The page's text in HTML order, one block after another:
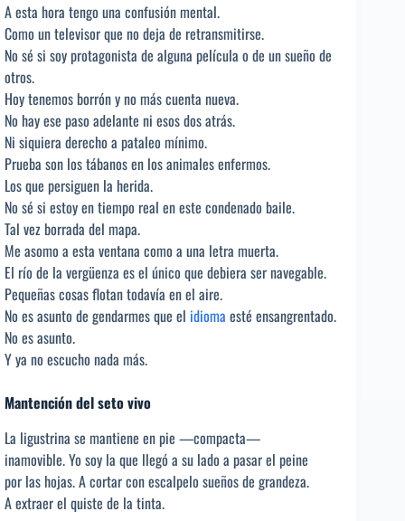
A esta hora tengo una confusión mental.
Como un televisor que no deja de retransmitirse.
No sé si soy protagonista de alguna película o de un sueño de
otros.
Hoy tenemos borrón y no más cuenta nueva.
No hay ese paso adelante ni esos dos atrás.
Ni siquiera derecho a pataleo mínimo.
Prueba son los tábanos en los animales enfermos.
Los que persiguen la herida.
No sé si estoy en tiempo real en este condenado baile.
Tal vez borrada del mapa.
Me asomo a esta ventana como a una letra muerta.
El río de la vergüenza es el único que debiera ser navegable.
Pequeñas cosas flotan todavía en el aire.
No es asunto de gendarmes que el idioma esté ensangrentado.
No es asunto.
Y ya no escucho nada más.
Mantención del seto vivo
La ligustrina se mantiene en pie —compacta—
inamovible. Yo soy la que llegó a su lado a pasar el peine
por las hojas. A cortar con escalpelo sueños de grandeza.
A extraer el quiste de la tinta.